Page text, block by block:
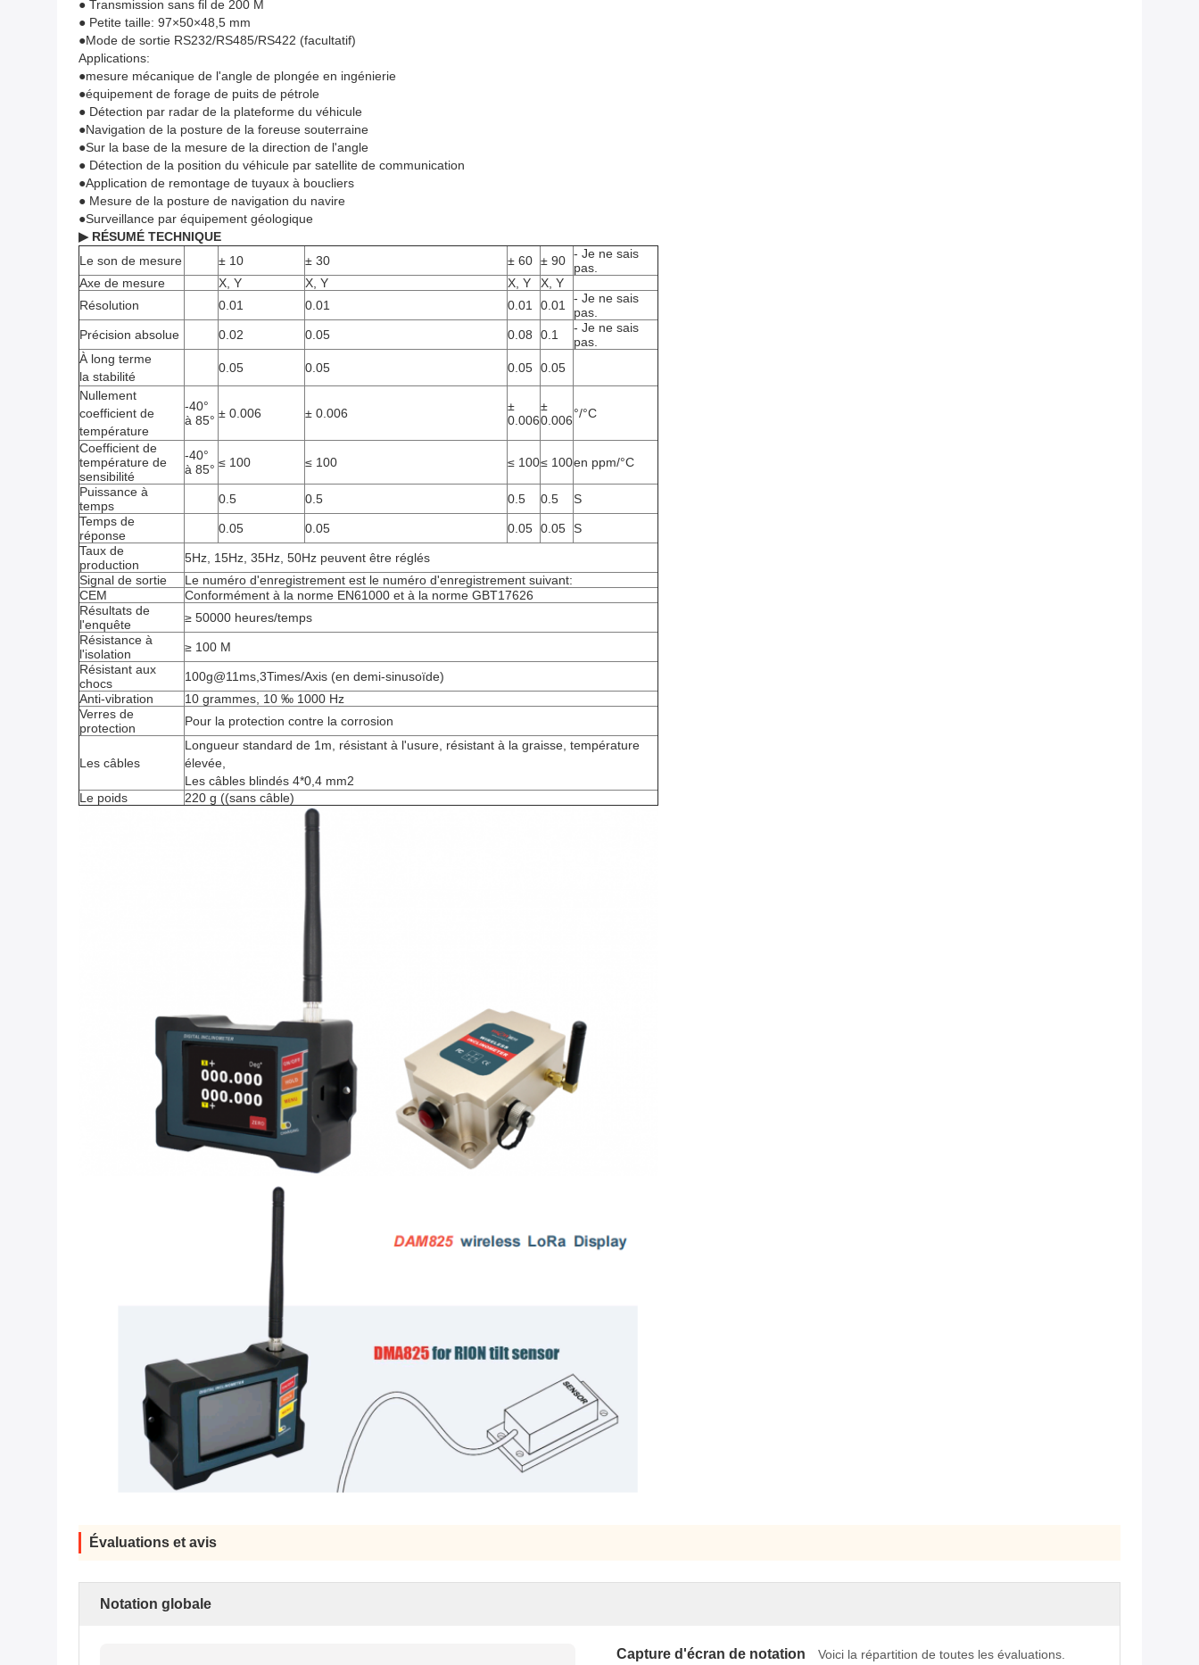
● Transmission sans fil de 200 M
● Petite taille: 97×50×48,5 mm
●Mode de sortie RS232/RS485/RS422 (facultatif)
Applications:
●mesure mécanique de l'angle de plongée en ingénierie
●équipement de forage de puits de pétrole
● Détection par radar de la plateforme du véhicule
●Navigation de la posture de la foreuse souterraine
●Sur la base de la mesure de la direction de l'angle
● Détection de la position du véhicule par satellite de communication
●Application de remontage de tuyaux à boucliers
● Mesure de la posture de navigation du navire
●Surveillance par équipement géologique
▶ RÉSUMÉ TECHNIQUE
Le son de mesure
± 10 ± 30 ± 60 ± 90 - Je ne sais
pas.
Axe de mesure
X, Y X, Y X, Y
X, Y
Résolution
0.01 0.01 0.01 0.01
- Je ne sais
pas.
Précision absolue
0.02 0.05 0.08 0.1
- Je ne sais
pas.
À long terme
la stabilité
0.05 0.05 0.05 0.05
Nullement
coefficient de
température
-40°
à 85° ± 0.006 ± 0.006
±
0.006
±
0.006°/°C
Coefficient de
température de
sensibilité
-40°
à 85° ≤ 100 ≤ 100 ≤ 100≤ 100en ppm/°C
Puissance à
temps
0.5 0.5 0.5 0.5
S
Temps de
réponse
0.05 0.05 0.05 0.05 S
Taux de
production
5Hz, 15Hz, 35Hz, 50Hz peuvent être réglés
Signal de sortie
Le numéro d'enregistrement est le numéro d'enregistrement suivant:
CEM
Conformément à la norme EN61000 et à la norme GBT17626
Résultats de
l'enquête
≥ 50000 heures/temps
Résistance à
l'isolation
≥ 100 M
Résistant aux
chocs
100g@11ms,3Times/Axis (en demi-sinusoïde)
Anti-vibration
10 grammes, 10 ‰ 1000 Hz
Verres de
protection
Pour la protection contre la corrosion
Les câbles
Longueur standard de 1m, résistant à l'usure, résistant à la graisse, température
élevée,
Les câbles blindés 4*0,4 mm2
Le poids
220 g ((sans câble)
Évaluations et avis
Notation globale
Capture d'écran de notation Voici la répartition de toutes les évaluations.